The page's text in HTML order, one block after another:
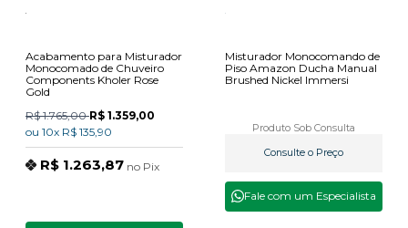
Acabamento para Misturador
Monocomado de Chuveiro
Components Kholer Rose
Gold
R$ 1.765,00R$ 1.359,00
ou 10x R$ 135,90
R$ 1.263,87 no Pix
Misturador Monocomando de
Piso Amazon Ducha Manual
Brushed Nickel Immersi
Produto Sob Consulta
Consulte o Preço
Fale com um Especialista